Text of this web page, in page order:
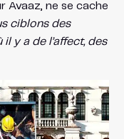
Avaaz, ne se cache
ciblons des
y a de l’affect, des